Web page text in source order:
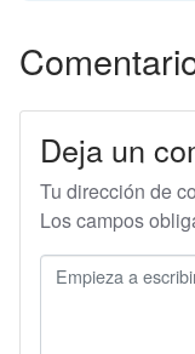
Deja un
Tu dirección de
Los campos